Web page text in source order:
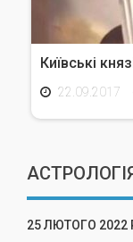
Київські
22.09.2017
25 ЛЮТОГО 2022